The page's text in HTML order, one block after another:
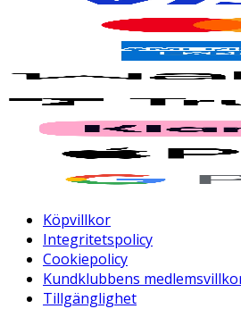
Köpvillkor
Integritetspolicy
Cookiepolicy
Kundklubbens
Tillgänglighet